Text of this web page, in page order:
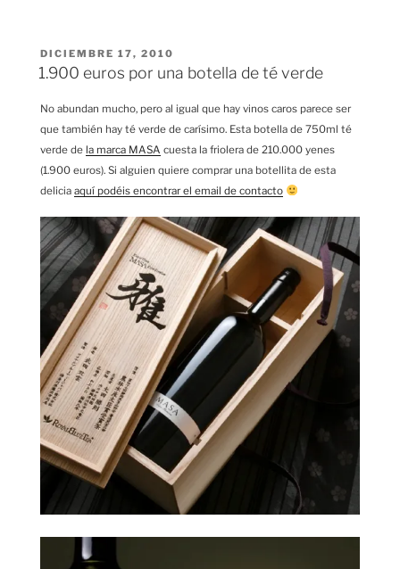
PUBLICADO
EL
DICIEMBRE 17, 2010
1.900 euros por una botella de té verde
No abundan mucho, pero al igual que hay vinos caros parece ser
que también hay té verde de carísimo. Esta botella de 750ml té
verde de la marca MASA cuesta la friolera de 210.000 yenes
(1.900 euros). Si alguien quiere comprar una botellita de esta
delicia aquí podéis encontrar el email de contacto